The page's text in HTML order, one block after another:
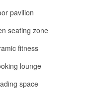
zone